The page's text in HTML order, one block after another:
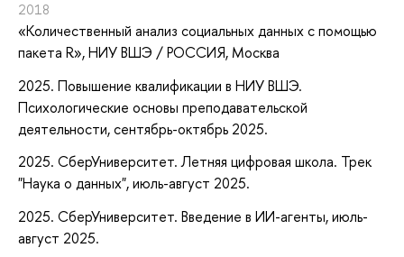
2018
«Количественный анализ социальных данных с помощью
пакета R», НИУ ВШЭ / РОССИЯ, Москва
2025. Повышение квалификации в НИУ ВШЭ.
Психологические основы преподавательской
деятельности, сентябрь-октябрь 2025.
2025. СберУниверситет. Летняя цифровая школа. Трек
"Наука о данных", июль-август 2025.
2025. СберУниверситет. Введение в ИИ-агенты, июль-
август 2025.